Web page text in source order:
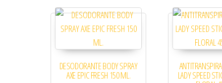
DESODORANTE BODY SPRAY
AXE EPIC FRESH 150 ML. LADY SPEED